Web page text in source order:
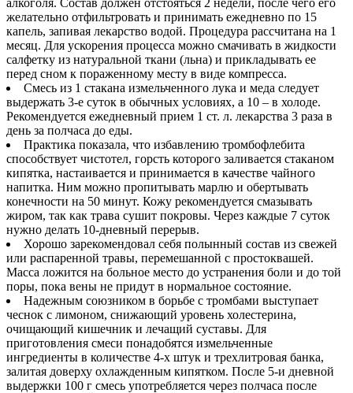
желательно отфильтровать и принимать ежедневно по 15
капель, запивая лекарство водой. Процедура рассчитана на 1
месяц. Для ускорения процесса можно смачивать в жидкости
салфетку из натуральной ткани (льна) и прикладывать ее
перед сном к пораженному месту в виде компресса.
Смесь из 1 стакана измельченного лука и меда следует
выдержать 3-е суток в обычных условиях, а 10 – в холоде.
Рекомендуется ежедневный прием 1 ст. л. лекарства 3 раза в
день за полчаса до еды.
Практика показала, что избавлению тромбофлебита
способствует чистотел, горсть которого заливается стаканом
кипятка, настаивается и принимается в качестве чайного
напитка. Ним можно пропитывать марлю и обертывать
конечности на 50 минут. Кожу рекомендуется смазывать
жиром, так как трава сушит покровы. Через каждые 7 суток
нужно делать 10-дневный перерыв.
Хорошо зарекомендовал себя полынный состав из свежей
или распаренной травы, перемешанной с простоквашей.
Масса ложится на больное место до устранения боли и до той
поры, пока вены не придут в нормальное состояние.
Надежным союзником в борьбе с тромбами выступает
чеснок с лимоном, снижающий уровень холестерина,
очищающий кишечник и лечащий суставы. Для
приготовления смеси понадобятся измельченные
ингредиенты в количестве 4-х штук и трехлитровая банка,
залитая доверху охлажденным кипятком. После 5-и дневной
выдержки 100 г смесь употребляется через полчаса после